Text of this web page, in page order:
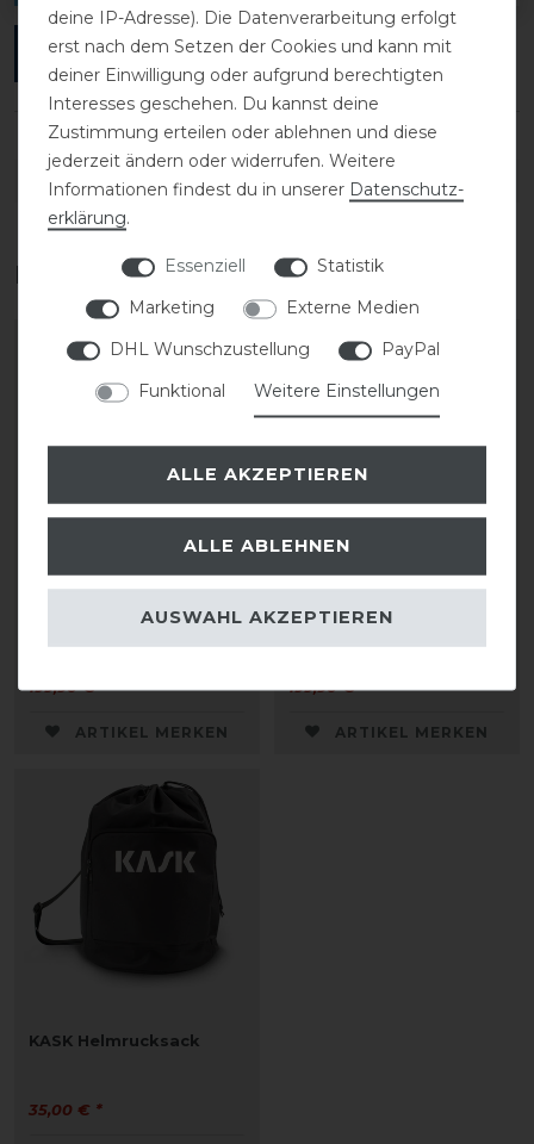
ANMELDEN
DETAILS ZUR PRODUKTSICHERHEIT
Das perfekte Zubehör für dich
KASK Riders 22L
Backpack Vertigo
199,90 € *
ARTIKEL MERKEN
KASK Riders 22L
Backpack Vertigo
199,90 € *
ARTIKEL MERKEN
KASK Helmrucksack
35,00 € *
deine IP-Adresse). Die Datenverarbeitung erfolgt
erst nach dem Setzen der Cookies und kann mit
deiner Einwilligung oder aufgrund berechtigten
Interesses geschehen. Du kannst deine
Zustimmung erteilen oder ablehnen und diese
jederzeit ändern oder widerrufen. Weitere
Informationen findest du in unserer Daten­schutz­
erklärung.
Essenziell
Statistik
Marketing
Externe Medien
DHL Wunschzustellung
PayPal
Funktional
Weitere Einstellungen
ALLE AKZEPTIEREN
ALLE ABLEHNEN
AUSWAHL AKZEPTIEREN